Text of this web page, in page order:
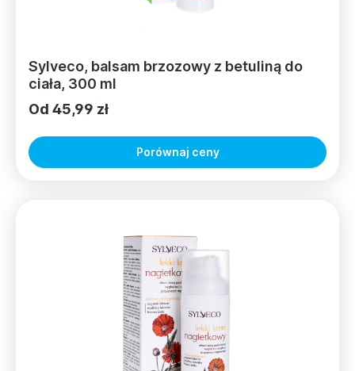
Sylveco, balsam brzozowy z betuliną do
ciała, 300 ml
Od 45,99 zł
Porównaj ceny